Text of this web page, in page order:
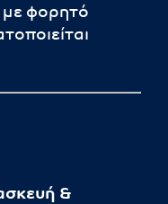
με φορητό
&